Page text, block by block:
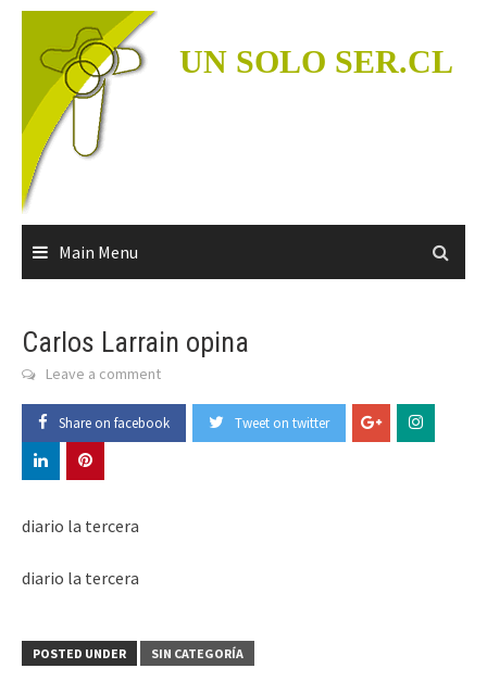
Skip
content
UN SOLO SER.CL
Main Menu
Carlos Larrain opina
Leave a comment
Share on facebook Tweet on twitter
diario la tercera
diario la tercera
POSTED UNDER SIN CATEGORÍA